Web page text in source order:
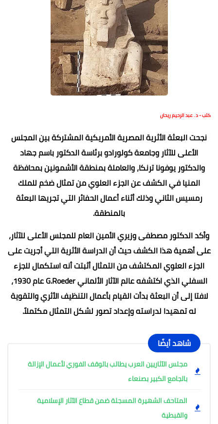
كتب - د . عبد الرحيم ريحان
نجحت البعثة الأثرية المصرية الأمريكية المشتركة بين المجلس
الأعلى للآثار وجامعة كولورادو برئاسة الدكتور باسم جهاد
والدكتور يوفونا ترنكا، والعاملة بمنطقة الأشمونين بمحافظة
المنيا في الكشف عن الجزء العلوي من تمثال ضخم للملك
رمسيس الثاني وذلك أثناء أعمال الحفائر التي تجريها البعثة
بالمنطقة.
وأكد الدكتور مصطفى وزيري الأمين العام للمجلس الأعلى للآثار،
على أهمية هذا الكشف حيث أن الدراسة الأثرية التي أجريت على
الجزء العلوي المكتشف من التمثال أثبتت أنه استكمال للجزء
السفلي الذي اكتشفه عالم الآثار الألماني G.Roeder عام 1930،
لافتا إلى أن البعثة بدأت القيام بأعمال التنظيف الأثري والتقوية
له تمهيدا لدراسته وإعداد تصور لشكل التمثال مكتملاً.
شاهد أيضًا
مجلس الآثاريين العرب يطالب بالوقف الفوري لأعمال الإزالة
بالجامع الكبير بصنعاء
المتاحف الشهيرة المسجلة ضمن قطاع الآثار الإسلامية
والقبطية